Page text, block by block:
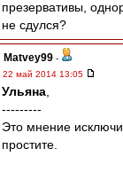
презервативы,
не сдулся?
Matvey99 -
22 май 2014 13:05
Ульяна
---------
Это мнение
простите.